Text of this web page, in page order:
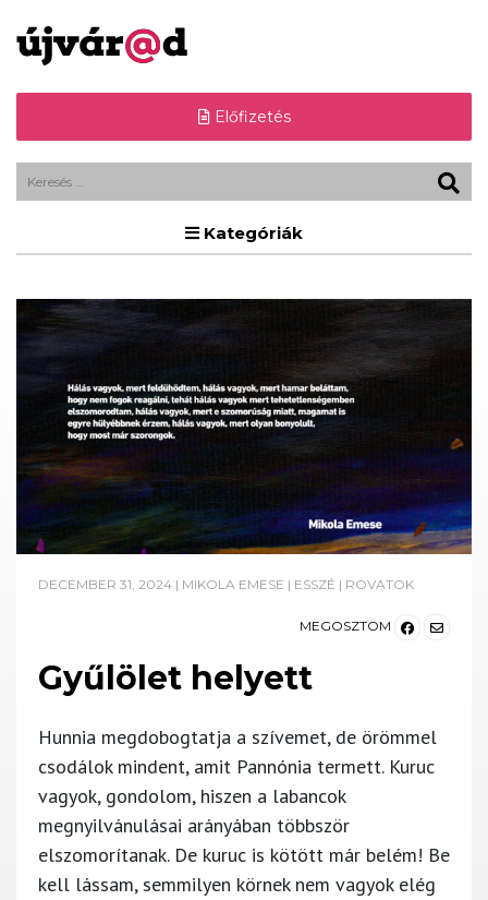
Előfizetés
Kategóriák
DECEMBER 31, 2024 | MIKOLA EMESE | ESSZÉ | ROVATOK
MEGOSZTOM
Gyűlölet helyett
Hunnia megdobogtatja a szívemet, de örömmel
csodálok mindent, amit Pannónia termett. Kuruc
vagyok, gondolom, hiszen a labancok
megnyilvánulásai arányában többször
elszomorítanak. De kuruc is kötött már belém! Be
kell lássam, semmilyen körnek nem vagyok elég